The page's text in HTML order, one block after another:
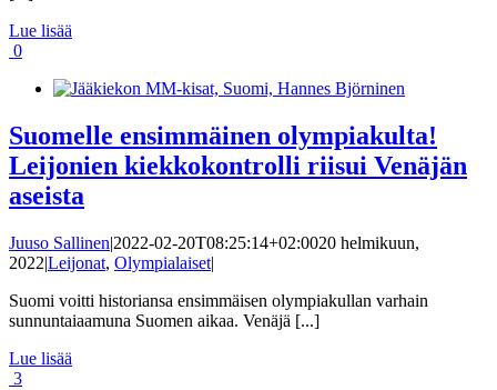
Lue lisää
0
Suomelle ensimmäinen olympiakulta!
Leijonien kiekkokontrolli riisui Venäjän
aseista
Juuso Sallinen|2022-02-20T08:25:14+02:0020 helmikuun,
2022|Leijonat, Olympialaiset|
Suomi voitti historiansa ensimmäisen olympiakullan varhain
sunnuntaiaamuna Suomen aikaa. Venäjä [...]
Lue lisää
3